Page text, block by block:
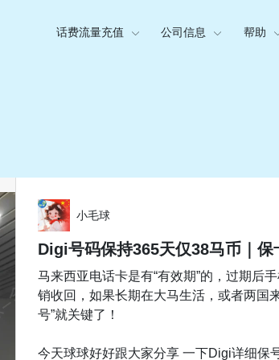
话费流量充值 公司信息 帮助
小毛球
Digi号码保持365天仅38马币｜保
马来西亚电话卡是有“有效期”的，过期后
销收回，如果长期在大马生活，或者两国
号”就关键了！
今天球球好好跟大家分享 一下Digi详细保